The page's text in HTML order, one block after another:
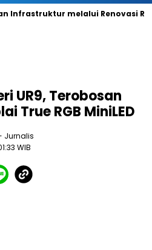
melalui Renovasi Ruang
UR9, Terobosan
True RGB MiniLED
Jurnalis
WIB